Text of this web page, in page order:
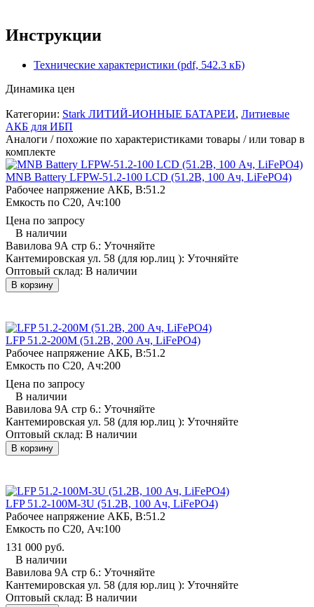
Инструкции
Технические характеристики (pdf, 542.3 кБ)
Динамика цен
Категории: Stark ЛИТИЙ-ИОННЫЕ БАТАРЕИ, Литиевые
АКБ для ИБП
Аналоги / похожие по характеристиками товары / или товар в
комплекте
MNB Battery LFPW-51.2-100 LCD (51.2В, 100 Ач, LiFePO4)
Рабочее напряжение АКБ, B:51.2
Емкость по С20, Ач:100
Цена по запросу
В наличии
Вавилова 9А стр 6.: Уточняйте
Кантемировская ул. 58 (для юр.лиц ): Уточняйте
Оптовый склад: В наличии
В корзину
LFP 51.2-200M (51.2В, 200 Ач, LiFePO4)
Рабочее напряжение АКБ, B:51.2
Емкость по С20, Ач:200
Цена по запросу
В наличии
Вавилова 9А стр 6.: Уточняйте
Кантемировская ул. 58 (для юр.лиц ): Уточняйте
Оптовый склад: В наличии
В корзину
LFP 51.2-100M-3U (51.2В, 100 Ач, LiFePO4)
Рабочее напряжение АКБ, B:51.2
Емкость по С20, Ач:100
131 000 руб.
В наличии
Вавилова 9А стр 6.: Уточняйте
Кантемировская ул. 58 (для юр.лиц ): Уточняйте
Оптовый склад: В наличии